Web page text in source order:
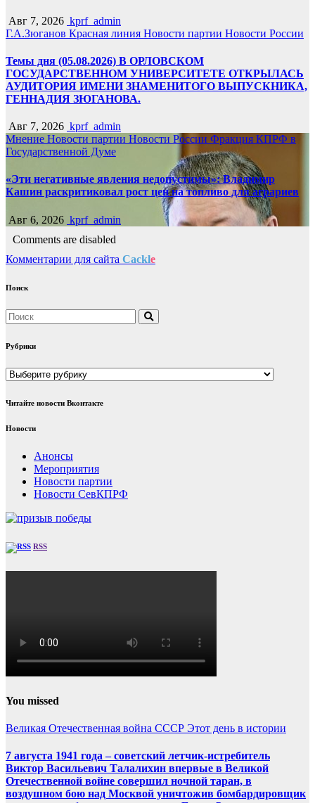
Авг 7, 2026 kprf_admin
Г.А.Зюганов Красная линия Новости партии Новости России
Темы дня (05.08.2026) В ОРЛОВСКОМ
ГОСУДАРСТВЕННОМ УНИВЕРСИТЕТЕ ОТКРЫЛАСЬ
АУДИТОРИЯ ИМЕНИ ЗНАМЕНИТОГО ВЫПУСКНИКА,
ГЕННАДИЯ ЗЮГАНОВА.
Авг 7, 2026 kprf_admin
Мнение Новости партии Новости России Фракция КПРФ в
Государственной Думе
«Эти негативные явления недопустимы»: Владимир
Кашин раскритиковал рост цен на топливо для аграриев
Авг 6, 2026 kprf_admin
Comments are disabled
Комментарии для сайта Cackle
Поиск
Рубрики
Рубрики
Читайте новости Вконтакте
Новости
Анонсы
Мероприятия
Новости партии
Новости СевКПРФ
RSS
You missed
Великая Отечественная война СССР Этот день в истории
7 августа 1941 года – советский летчик-истребитель
Виктор Васильевич Талалихин впервые в Великой
Отечественной войне совершил ночной таран, в
воздушном бою над Москвой уничтожив бомбардировщик